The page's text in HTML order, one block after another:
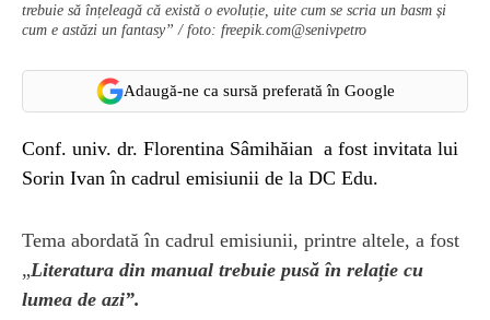
trebuie să înțeleagă că există o evoluție, uite cum se scria un basm și
cum e astăzi un fantasy” / foto: freepik.com@senivpetro
Adaugă-ne ca sursă preferată în Google
Conf. univ. dr. Florentina Sâmihăian a fost invitata lui
Sorin Ivan în cadrul emisiunii de la DC Edu.
Tema abordată în cadrul emisiunii, printre altele, a fost
„Literatura din manual trebuie pusă în relație cu
lumea de azi”.